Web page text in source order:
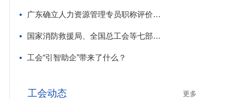
广东确立人力资源管理专员职称评价标准
国家消防救援局、全国总工会等七部门联合部署 开展全民消防安全素质提升行动
工会“引智助企”带来了什么？
工会动态 更多